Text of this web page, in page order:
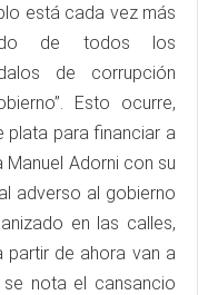
está cada vez más
de todos los
de corrupción
Esto ocurre,
plata para financiar a
Adorni con su
adverso al gobierno
en las calles,
partir de ahora van a
se nota el cansancio